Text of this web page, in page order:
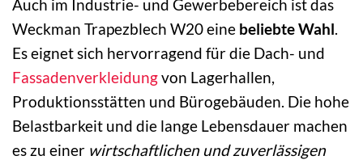
Auch im Industrie- und Gewerbebereich ist das
Weckman Trapezblech W20 eine beliebte Wahl.
Es eignet sich hervorragend für die Dach- und
Fassadenverkleidungvon Lagerhallen,
Produktionsstätten und Bürogebäuden. Die hohe
Belastbarkeit und die lange Lebensdauer machen
es zu einer wirtschaftlichen und zuverlässigen